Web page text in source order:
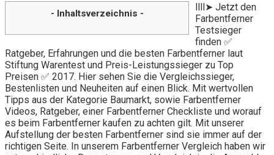
- Inhaltsverzeichnis -
llll➤ Jetzt den
Farbentferner
Testsieger
finden ✅
Ratgeber, Erfahrungen und die besten Farbentferner laut
Stiftung Warentest und Preis-Leistungssieger zu Top
Preisen ✅ 2017. Hier sehen Sie die Vergleichssieger,
Bestenlisten und Neuheiten auf einen Blick. Mit wertvollen
Tipps aus der Kategorie Baumarkt, sowie Farbentferner
Videos, Ratgeber, einer Farbentferner Checkliste und worauf
es beim Farbentferner kaufen zu achten gilt. Mit unserer
Aufstellung der besten Farbentferner sind sie immer auf der
richtigen Seite. In unserem Farbentferner Vergleich haben wir